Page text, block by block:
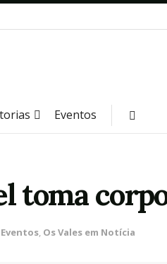
Eventos
toma
Eventos, Os Vales em Notícia